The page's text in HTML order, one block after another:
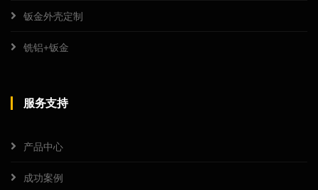
钣金外壳定制
铣铝+钣金
服务支持
产品中心
成功案例